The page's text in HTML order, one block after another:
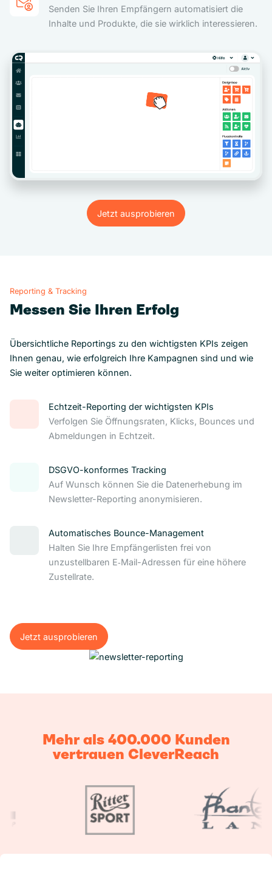
Senden Sie Ihren Empfängern automatisiert die
Inhalte und Produkte, die sie wirklich interessieren.
Jetzt ausprobieren
Jetzt ausprobieren
Reporting & Tracking
Messen Sie Ihren Erfolg
Übersichtliche Reportings zu den wichtigsten KPIs zeigen
Ihnen genau, wie erfolgreich Ihre Kampagnen sind und wie
Sie weiter optimieren können.
Echtzeit-Reporting der wichtigsten KPIs
Verfolgen Sie Öffnungsraten, Klicks, Bounces und
Abmeldungen in Echtzeit.
DSGVO-konformes Tracking
Auf Wunsch können Sie die Datenerhebung im
Newsletter-Reporting anonymisieren.
Automatisches Bounce-Management
Halten Sie Ihre Empfängerlisten frei von
unzustellbaren E‑Mail-Adressen für eine höhere
Zustellrate.
Jetzt ausprobieren
Jetzt ausprobieren
Mehr als 400.000 Kunden
vertrauen CleverReach